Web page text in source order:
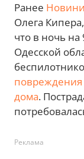
Ранее
Олега
что в ночь на
Одесской
дома.
Реклама